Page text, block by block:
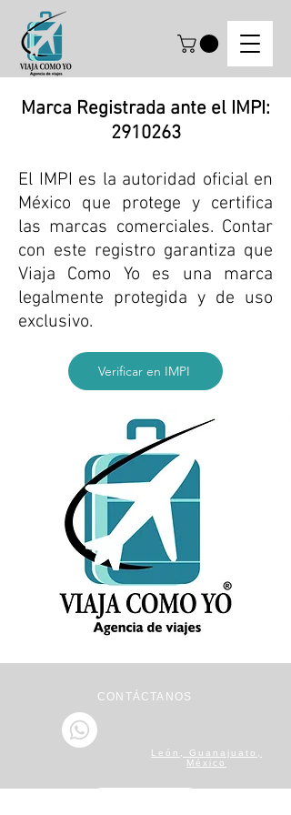
Marca Registrada ante el IMPI:
2910263
El IMPI es la autoridad oficial en
México que protege y certifica
las marcas comerciales. Contar
con este registro garantiza que
Viaja Como Yo es una marca
legalmente protegida y de uso
exclusivo.
Verificar en IMPI
CONTÁCTANOS
León, Guanajuato,
México